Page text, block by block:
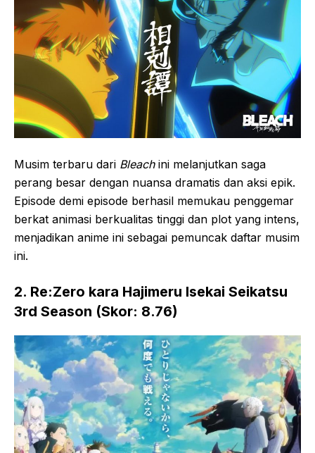
Musim terbaru dari Bleachini melanjutkan saga
perang besar dengan nuansa dramatis dan aksi epik.
Episode demi episode berhasil memukau penggemar
berkat animasi berkualitas tinggi dan plot yang intens,
menjadikan anime ini sebagai pemuncak daftar musim
ini.
2. Re:Zero kara Hajimeru Isekai Seikatsu
3rd Season (Skor: 8.76)